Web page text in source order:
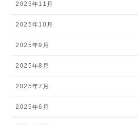
2025年11月
2025年10月
2025年9月
2025年8月
2025年7月
2025年6月